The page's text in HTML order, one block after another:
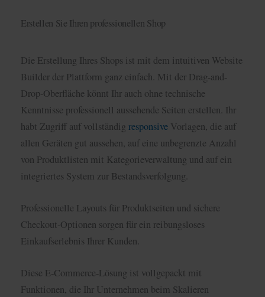
Erstellen Sie Ihren professionellen Shop
Die Erstellung Ihres Shops ist mit dem intuitiven Website
Builder der Plattform ganz einfach. Mit der Drag-and-
Drop-Oberfläche könnt Ihr auch ohne technische
Kenntnisse professionell aussehende Seiten erstellen. Ihr
habt Zugriff auf vollständig responsive Vorlagen, die auf
allen Geräten gut aussehen, auf eine unbegrenzte Anzahl
von Produktlisten mit Kategorieverwaltung und auf ein
integriertes System zur Bestandsverfolgung.
Professionelle Layouts für Produktseiten und sichere
Checkout-Optionen sorgen für ein reibungsloses
Einkaufserlebnis Ihrer Kunden.
Diese E-Commerce-Lösung ist vollgepackt mit
Funktionen, die Ihr Unternehmen beim Skalieren